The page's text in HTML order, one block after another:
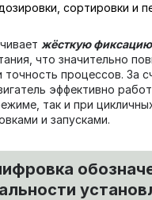
сортировки и
жёсткую фиксацию
что значительно
точность процессов. За
эффективно
так и при
и запусками.